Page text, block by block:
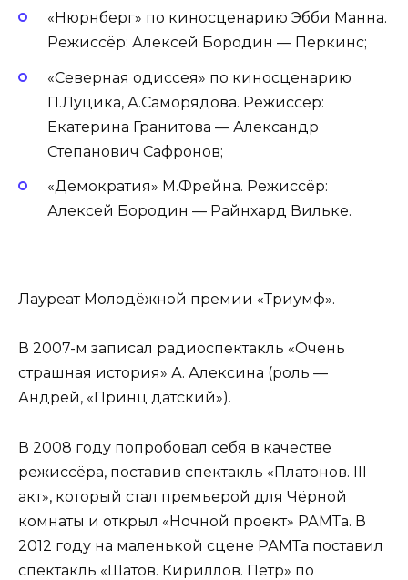
«Нюрнберг» по киносценарию Эбби Манна.
Режиссёр: Алексей Бородин — Перкинс;
«Северная одиссея» по киносценарию
П.Луцика, А.Саморядова. Режиссёр:
Екатерина Гранитова — Александр
Степанович Сафронов;
«Демократия» М.Фрейна. Режиссёр:
Алексей Бородин — Райнхард Вильке.
Лауреат Молодёжной премии «Триумф».
В 2007-м записал радиоспектакль «Очень
страшная история» А. Алексина (роль —
Андрей, «Принц датский»).
В 2008 году попробовал себя в качестве
режиссёра, поставив спектакль «Платонов. III
акт», который стал премьерой для Чёрной
комнаты и открыл «Ночной проект» РАМТа. В
2012 году на маленькой сцене РАМТа поставил
спектакль «Шатов. Кириллов. Петр» по